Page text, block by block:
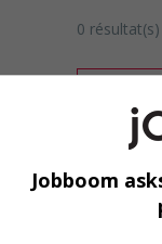
0
Jobboom